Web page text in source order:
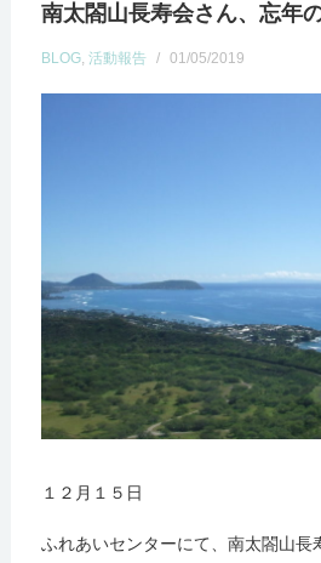
南太閤山長寿会さん、忘年
BLOG, 活動報告 / 01/05/2019
１２月１５日
ふれあいセンターにて、南太閤山長